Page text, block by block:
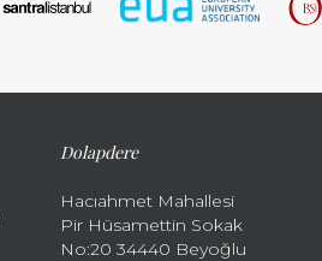
Dolapdere
Hacıahmet Mahallesi
Pir Hüsamettin Sokak
No:20 34440 Beyoğlu